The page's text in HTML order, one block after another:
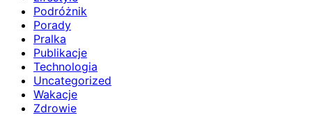
Podróżnik
Porady
Pralka
Publikacje
Technologia
Uncategorized
Wakacje
Zdrowie